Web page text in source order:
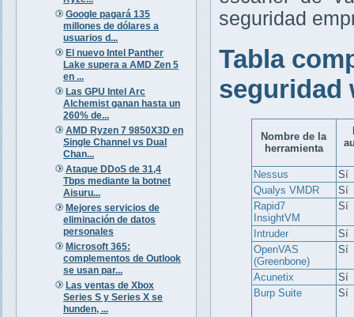
Google pagará 135
millones de dólares a
usuarios d...
El nuevo Intel Panther
Lake supera a AMD Zen 5
en ...
Las GPU Intel Arc
Alchemist ganan hasta un
260% de...
AMD Ryzen 7 9850X3D en
Single Channel vs Dual
Chan...
Ataque DDoS de 31,4
Tbps mediante la botnet
Aisuru...
Mejores servicios de
eliminación de datos
personales
Microsoft 365:
complementos de Outlook
se usan par...
Las ventas de Xbox
Series S y Series X se
hunden, ...
seguridad
Tabla
seguridad
Nombre de la
herramienta
Nessus
Sí
Qualys VMDR
Sí
Rapid7
InsightVM
Sí
Intruder
Sí
OpenVAS
(Greenbone)
Sí
Acunetix
Sí
Burp Suite
Sí